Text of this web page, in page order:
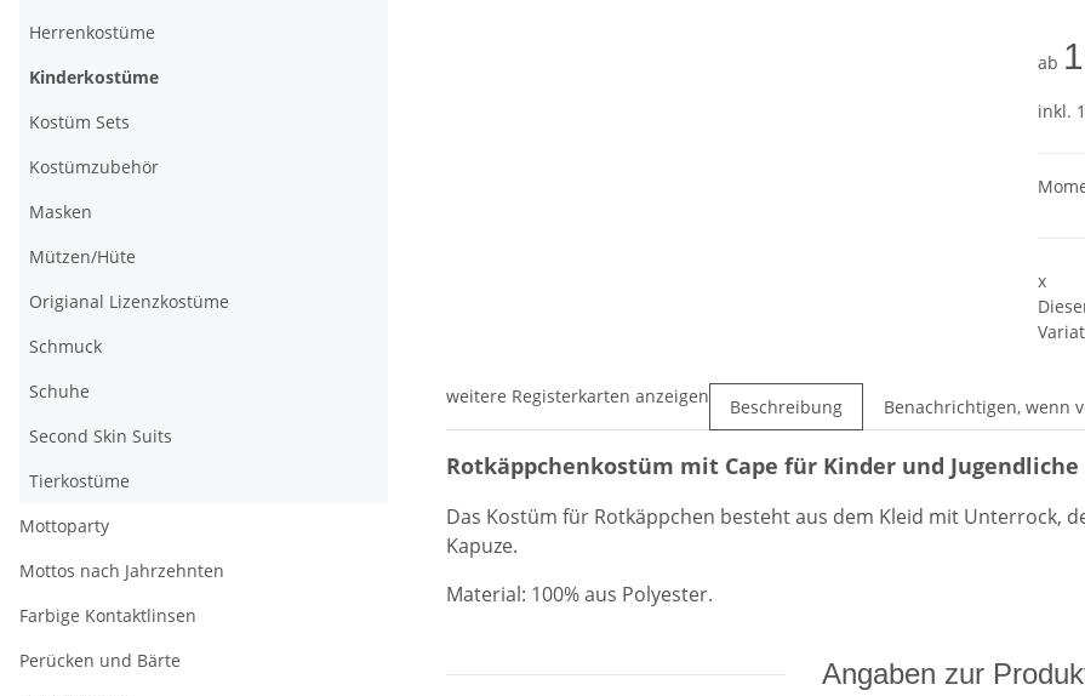
ab
inkl.
x
weitere Registerkarten anzeigen Beschreibung Benachrichtigen, wenn
Rotkäppchenkostüm mit Cape für Kinder und Jugendliche
Das Kostüm für Rotkäppchen besteht aus dem Kleid mit Unterrock,
Kapuze.
Material: 100% aus Polyester.
Angaben zur
Herrenkostüme
Kinderkostüme
Kostüm Sets
Kostümzubehör
Masken
Mützen/Hüte
Origianal Lizenzkostüme
Schmuck
Schuhe
Second Skin Suits
Tierkostüme
Mottoparty
Mottos nach Jahrzehnten
Farbige Kontaktlinsen
Perücken und Bärte